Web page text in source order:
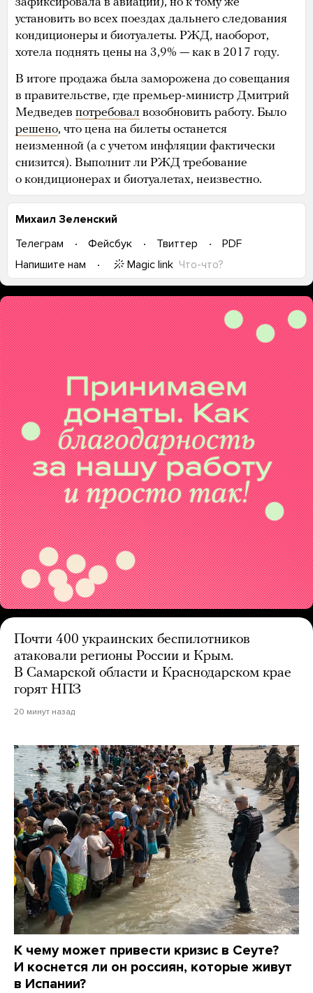
установить во всех поездах дальнего следования
кондиционеры и биотуалеты. РЖД, наоборот,
хотела поднять цены на 3,9% — как в 2017 году.
В итоге продажа была заморожена до совещания
в правительстве, где премьер-министр Дмитрий
Медведев потребовал возобновить работу. Было
решено, что цена на билеты останется
неизменной (а с учетом инфляции фактически
снизится). Выполнит ли РЖД требование
о кондиционерах и биотуалетах, неизвестно.
Михаил Зеленский
Телеграм
Фейсбук Твиттер
PDF
Напишите нам
Magic link Что-что?
Почти 400 украинских беспилотников
атаковали регионы России и Крым.
В Самарской области и Краснодарском крае
горят НПЗ
20 минут назад
К чему может привести кризис в Сеуте?
И коснется ли он россиян, которые живут
в Испании?